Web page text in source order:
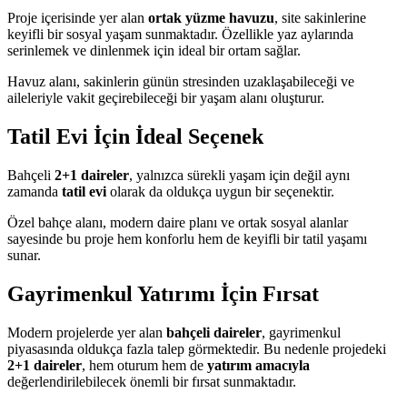
Proje içerisinde yer alan ortak yüzme havuzu, site sakinlerine
keyifli bir sosyal yaşam sunmaktadır. Özellikle yaz aylarında
serinlemek ve dinlenmek için ideal bir ortam sağlar.
Havuz alanı, sakinlerin günün stresinden uzaklaşabileceği ve
aileleriyle vakit geçirebileceği bir yaşam alanı oluşturur.
Tatil Evi İçin İdeal Seçenek
Bahçeli 2+1 daireler, yalnızca sürekli yaşam için değil aynı
zamanda tatil evi olarak da oldukça uygun bir seçenektir.
Özel bahçe alanı, modern daire planı ve ortak sosyal alanlar
sayesinde bu proje hem konforlu hem de keyifli bir tatil yaşamı
sunar.
Gayrimenkul Yatırımı İçin Fırsat
Modern projelerde yer alan bahçeli daireler, gayrimenkul
piyasasında oldukça fazla talep görmektedir. Bu nedenle projedeki
2+1 daireler, hem oturum hem de yatırım amacıyla
değerlendirilebilecek önemli bir fırsat sunmaktadır.